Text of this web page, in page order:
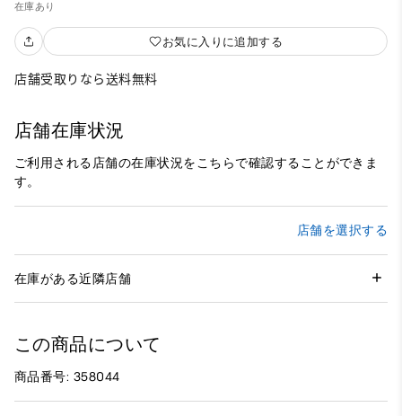
在庫あり
お気に入りに追加する
店舗受取りなら送料無料
店舗在庫状況
ご利用される店舗の在庫状況をこちらで確認することができま
す。
店舗を選択する
在庫がある近隣店舗
この商品について
商品番号: 358044